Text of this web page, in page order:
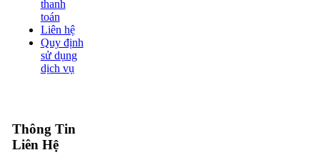
thanh
toán
Liên hệ
Quy định
sử dụng
dịch vụ
Thông Tin
Liên Hệ